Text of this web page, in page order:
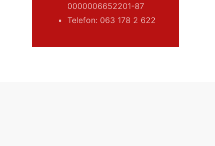
0000006652201-87
Telefon: 063 178 2 622